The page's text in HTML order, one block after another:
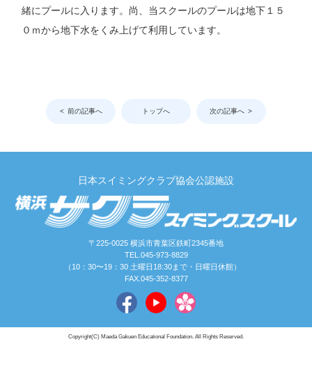
緒にプールに入ります。尚、当スクールのプールは地下１５
０ｍから地下水をくみ上げて利用しています。
前の記事へ トップへ 次の記事へ
日本スイミングクラブ協会公認施設
〒225-0025 横浜市青葉区鉄町2345番地
TEL.045-973-8829
（10：30〜19：30 土曜日18:30まで・日曜日休館）
FAX.045-352-8377
Copyright(C) Maeda Gakuen Educational Foundation. All Rights Reserved.